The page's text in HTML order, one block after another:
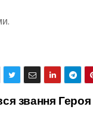
звання Героя